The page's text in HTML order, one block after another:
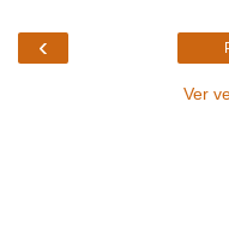
‹
Ver